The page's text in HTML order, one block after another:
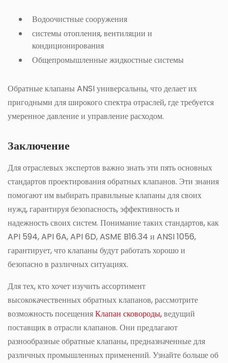
Водоочистные сооружения
системы отопления, вентиляции и
кондиционирования
Общепромышленные жидкостные системы
Обратные клапаны ANSI универсальны, что делает их
пригодными для широкого спектра отраслей, где требуется
умеренное давление и управление расходом.
Заключение
Для отраслевых экспертов важно знать эти пять основных
стандартов проектирования обратных клапанов. Эти знания
помогают им выбирать правильные клапаны для своих
нужд, гарантируя безопасность, эффективность и
надежность своих систем. Понимание таких стандартов, как
API 594, API 6A, API 6D, ASME B16.34 и ANSI 1056,
гарантирует, что клапаны будут работать хорошо и
безопасно в различных ситуациях.
Для тех, кто хочет изучить ассортимент
высококачественных обратных клапанов, рассмотрите
возможность посещенияКлапан сковороды,ведущий
поставщик в отрасли клапанов. Они предлагают
разнообразные обратные клапаны, предназначенные для
различных промышленных применений. Узнайте больше об